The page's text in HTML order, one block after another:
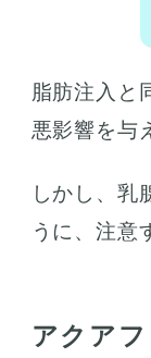
脂肪注入と
悪影響を与
しかし、乳
うに、注意
アクア